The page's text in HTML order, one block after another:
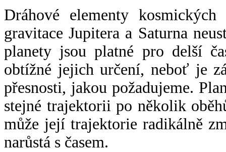
Dráhové elementy
gravitace Jupitera a Saturna
planety jsou platné pro delší
obtížné jejich určení, neboť je
přesnosti, jakou požadujeme.
stejné trajektorii po několik
může její trajektorie radikálně
narůstá s časem.